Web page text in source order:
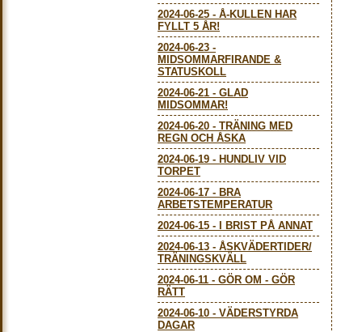
2024-06-25 - Å-KULLEN HAR
FYLLT 5 ÅR!
2024-06-23 -
MIDSOMMARFIRANDE &
STATUSKOLL
2024-06-21 - GLAD
MIDSOMMAR!
2024-06-20 - TRÄNING MED
REGN OCH ÅSKA
2024-06-19 - HUNDLIV VID
TORPET
2024-06-17 - BRA
ARBETSTEMPERATUR
2024-06-15 -
I BRIST PÅ ANNAT
2024-06-13 - ÅSKVÄDERTIDER/
TRÄNINGSKVÄLL
2024-06-11 - GÖR OM - GÖR
RÄTT
2024-06-10 - VÄDERSTYRDA
DAGAR